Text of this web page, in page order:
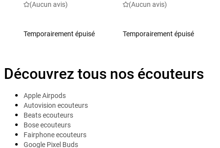
(Aucun avis)
Temporairement épuisé
(Aucun avis)
Temporairement épuisé
Découvrez tous nos écouteurs
Apple Airpods
Autovision ecouteurs
Beats ecouteurs
Bose ecouteurs
Fairphone ecouteurs
Google Pixel Buds